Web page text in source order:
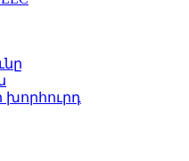
խորհուրդ